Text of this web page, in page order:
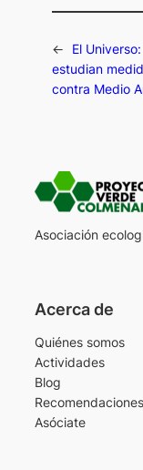
←
El
estudian
contra Medio
Asociación
Acerca de
Quiénes somos
Actividades
Blog
Recomendaciones
Asóciate